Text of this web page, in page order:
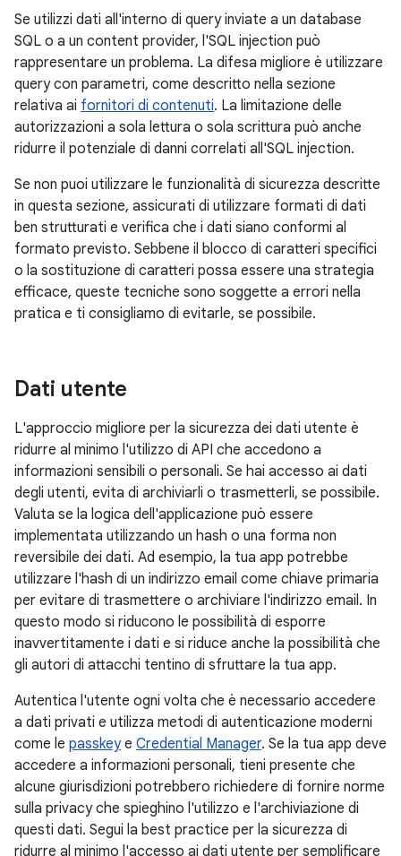
Se utilizzi dati all'interno di query inviate a un database
SQL o a un content provider, l'SQL injection può
rappresentare un problema. La difesa migliore è utilizzare
query con parametri, come descritto nella sezione
relativa ai fornitori di contenuti. La limitazione delle
autorizzazioni a sola lettura o sola scrittura può anche
ridurre il potenziale di danni correlati all'SQL injection.
Se non puoi utilizzare le funzionalità di sicurezza descritte
in questa sezione, assicurati di utilizzare formati di dati
ben strutturati e verifica che i dati siano conformi al
formato previsto. Sebbene il blocco di caratteri specifici
o la sostituzione di caratteri possa essere una strategia
efficace, queste tecniche sono soggette a errori nella
pratica e ti consigliamo di evitarle, se possibile.
Dati utente
L'approccio migliore per la sicurezza dei dati utente è
ridurre al minimo l'utilizzo di API che accedono a
informazioni sensibili o personali. Se hai accesso ai dati
degli utenti, evita di archiviarli o trasmetterli, se possibile.
Valuta se la logica dell'applicazione può essere
implementata utilizzando un hash o una forma non
reversibile dei dati. Ad esempio, la tua app potrebbe
utilizzare l'hash di un indirizzo email come chiave primaria
per evitare di trasmettere o archiviare l'indirizzo email. In
questo modo si riducono le possibilità di esporre
inavvertitamente i dati e si riduce anche la possibilità che
gli autori di attacchi tentino di sfruttare la tua app.
Autentica l'utente ogni volta che è necessario accedere
a dati privati e utilizza metodi di autenticazione moderni
come le passkeye Credential Manager. Se la tua app deve
accedere a informazioni personali, tieni presente che
alcune giurisdizioni potrebbero richiedere di fornire norme
sulla privacy che spieghino l'utilizzo e l'archiviazione di
questi dati. Segui la best practice per la sicurezza di
ridurre al minimo l'accesso ai dati utente per semplificare